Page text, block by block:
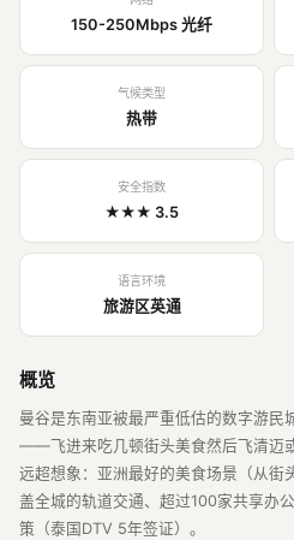
150-250Mbps 光纤
气候类型
热带
安全指数
★★★ 3.5
语言环境
旅游区英通
概览
曼谷是东南亚被最严重低估的数字游民
——飞进来吃几顿街头美食然后飞清迈
远超想象：亚洲最好的美食场景（从街
盖全城的轨道交通、超过100家共享办
策（泰国DTV 5年签证）。